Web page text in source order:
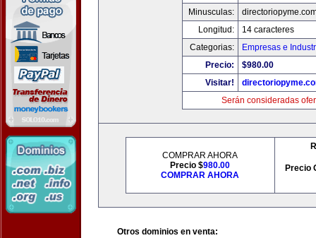
Minusculas:
Longitud:
14 caracteres
Categorias:
Empresas e
Precio:
$980.00
Visitar!
Serán consideradas
COMPRAR AHORA
Precio $980.00
COMPRAR AHORA
Precio
Otros dominios en venta: